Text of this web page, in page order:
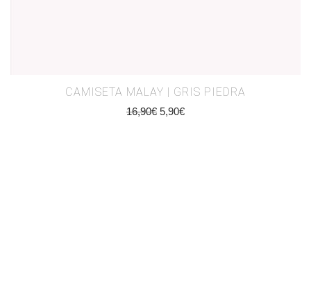
CAMISETA MALAY | GRIS PIEDRA
16,90€ 5,90€